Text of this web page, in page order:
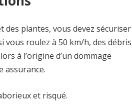
des plantes, vous devez sécuriser
vous roulez à 50 km/h, des débris
à l’origine d’un dommage
assurance.
et risqué.